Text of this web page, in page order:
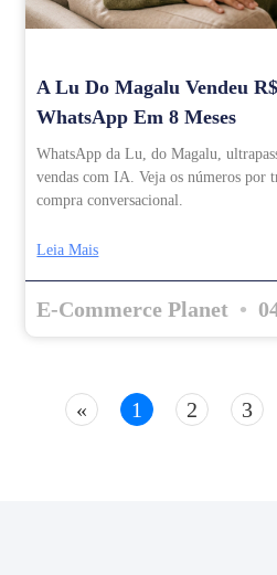
A Lu Do Magalu Vendeu
WhatsApp Em 8 Meses
WhatsApp da Lu, do Magalu,
vendas com IA. Veja os números por
compra conversacional.
Leia Mais
E-Commerce Planet
« 1 2 3